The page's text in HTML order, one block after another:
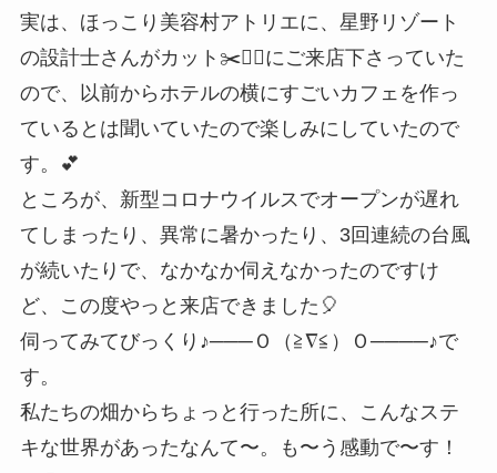
実は、ほっこり美容村アトリエに、星野リゾート
の設計士さんがカット✂️💇‍♂️にご来店下さっていた
ので、以前からホテルの横にすごいカフェを作っ
ているとは聞いていたので楽しみにしていたので
す。💕
ところが、新型コロナウイルスでオープンが遅れ
てしまったり、異常に暑かったり、3回連続の台風
が続いたりで、なかなか伺えなかったのですけ
ど、この度やっと来店できました🎈
伺ってみてびっくり♪───Ｏ（≧∇≦）Ｏ────♪で
す。
私たちの畑からちょっと行った所に、こんなステ
キな世界があったなんて〜。も〜う感動で〜す！